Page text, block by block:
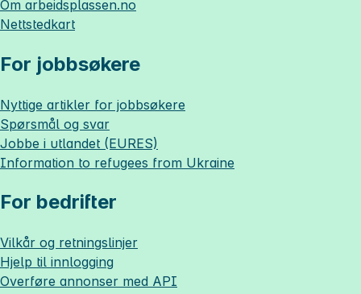
Om arbeidsplassen.no
Nettstedkart
For jobbsøkere
Nyttige artikler for jobbsøkere
Spørsmål og svar
Jobbe i utlandet (EURES)
Information to refugees from Ukraine
For bedrifter
Vilkår og retningslinjer
Hjelp til innlogging
Overføre annonser med API